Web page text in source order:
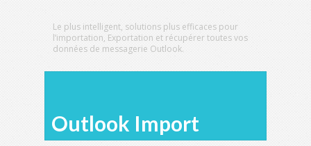
Le plus intelligent, solutions plus efficaces pour
l’importation, Exportation et récupérer toutes vos
données de messagerie Outlook.
Outlook Import